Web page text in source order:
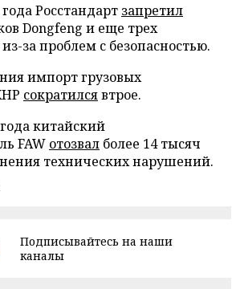
Росстандарт запретил
Dongfeng и еще трех
за проблем с безопасностью.
импорт грузовых
сократилсявтрое.
китайский
FAW отозвал более 14 тысяч
технических нарушений.
Подписывайтесь на наши
каналы